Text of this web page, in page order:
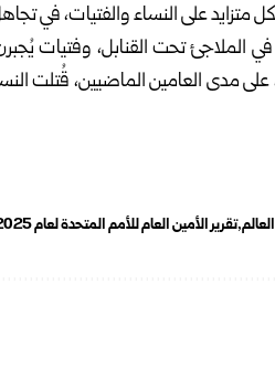
متزايد على النساء والفتيات، في
الملاجئ تحت القنابل، وفتيات
مدى العامين الماضيين، قُتلت
تقرير الأمين العام للأمم المتحدة لعام 2025